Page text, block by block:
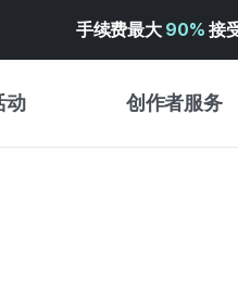
手续费最大 90% 接
动 创作者服务